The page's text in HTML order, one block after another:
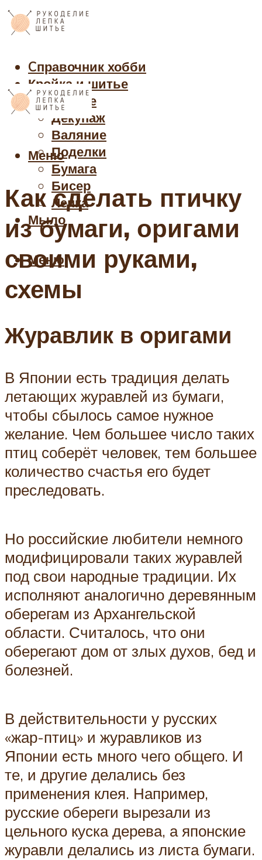
Cправочник хобби
Кройка и шитье
Рукоделие
Декупаж
Валяние
Поделки
Бумага
Бисер
Лепка
Мыло
Меню
Меню
Как сделать птичку
из бумаги, оригами
своими руками,
схемы
Журавлик в оригами
В Японии есть традиция делать
летающих журавлей из бумаги,
чтобы сбылось самое нужное
желание. Чем большее число таких
птиц соберёт человек, тем большее
количество счастья его будет
преследовать.
Но российские любители немного
модифицировали таких журавлей
под свои народные традиции. Их
исполняют аналогично деревянным
оберегам из Архангельской
области. Считалось, что они
оберегают дом от злых духов, бед и
болезней.
В действительности у русских
«жар-птиц» и журавликов из
Японии есть много чего общего. И
те, и другие делались без
применения клея. Например,
русские обереги вырезали из
цельного куска дерева, а японские
журавли делались из листа бумаги.